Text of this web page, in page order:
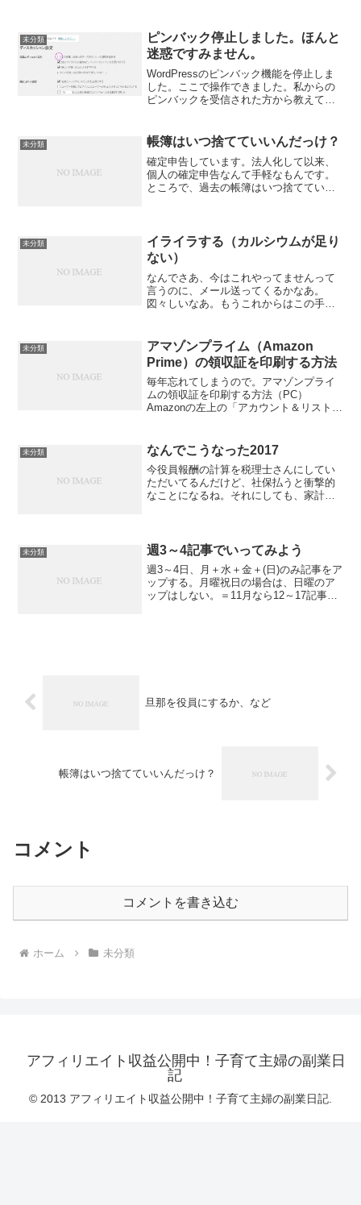
未分類
ピンバック停止しました。ほんと
迷惑ですみません。
WordPressのピンバック機能を停止しま
した。ここで操作できました。私からの
ピンバックを受信された方から教えても
らずにピンバックをたくさん送信してい
たものと思われま...
未分類 帳簿はいつ捨てていいんだっけ？
確定申告しています。法人化して以来、
個人の確定申告なんて手軽なもんです。
ところで、過去の帳簿はいつ捨てていい
とのこと。注２では...
未分類
イライラする（カルシウムが足り
ない）
なんでさあ、今はこれやってませんって
言うのに、メール送ってくるかなあ。
図々しいなあ。もうこれからはこの手の
んが、もうはっきり言って面倒です。す
みませんこの手のメールはお...
未分類
アマゾンプライム（Amazon
Prime）の領収証を印刷する方法
毎年忘れてしまうので。アマゾンプライ
ムの領収証を印刷する方法（PC）
Amazonの左上の「アカウント＆リスト」
認」をクリックする「プライム会員情
報」をクリックする画面の...
未分類 なんでこうなった2017
今役員報酬の計算を税理士さんにしてい
ただいてるんだけど、社保払うと衝撃的
なことになるね。それにしても、家計の
たらF1カーに乗せられて...
未分類 週3～4記事でいってみよう
週3～4日、月＋水＋金＋(日)のみ記事をア
ップする。月曜祝日の場合は、日曜のア
ップはしない。＝11月なら12～17記事
旦那を役員にするか、など
帳簿はいつ捨てていいんだっけ？
コメント
コメントを書き込む
ホーム 未分類
アフィリエイト収益公開中！子育て主婦の副業日
記
© 2013 アフィリエイト収益公開中！子育て主婦の副業日記.